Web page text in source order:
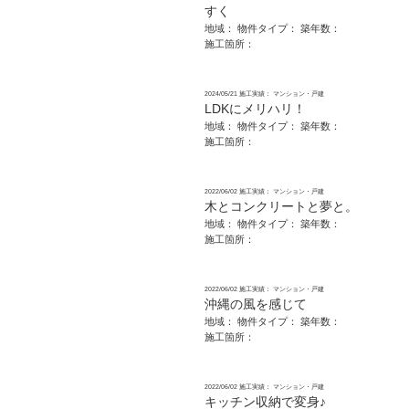
すく
地域： 物件タイプ：
築年数：
施工箇所：
2024/05/21 施工実績： マンション・戸建
LDKにメリハリ！
地域： 物件タイプ：
築年数：
施工箇所：
2022/06/02 施工実績： マンション・戸建
木とコンクリートと夢と。
地域： 物件タイプ：
築年数：
施工箇所：
2022/06/02 施工実績： マンション・戸建
沖縄の風を感じて
地域： 物件タイプ：
築年数：
施工箇所：
2022/06/02 施工実績： マンション・戸建
キッチン収納で変身♪